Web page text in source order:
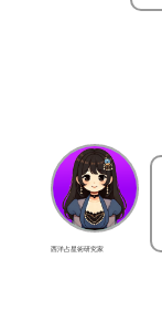
西洋占星術研究家